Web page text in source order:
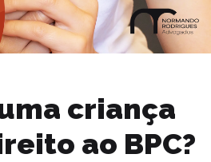
criança
ao BPC?